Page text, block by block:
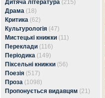
Дитяча література (215)
Драма (18)
Критика (62)
Культурологія (47)
Мистецькі книжки (11)
Переклади (116)
Періодика (149)
Піксельні книжки (56)
Поезія (517)
Проза (1098)
Пропонується видавцям (21)